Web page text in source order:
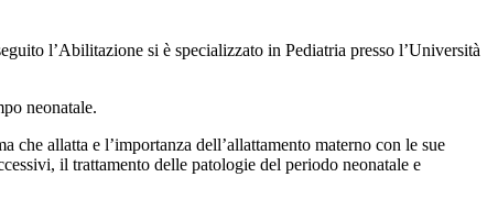
l’Abilitazione si è specializzato in Pediatria presso l’Università
neonatale.
allatta e l’importanza dell’allattamento materno con le sue
il trattamento delle patologie del periodo neonatale e